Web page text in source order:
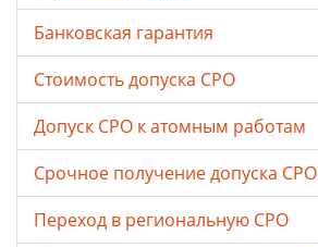
Банковская гарантия
Стоимость допуска СРО
Допуск СРО к атомным работам
Срочное получение допуска СРО
Переход в региональную СРО